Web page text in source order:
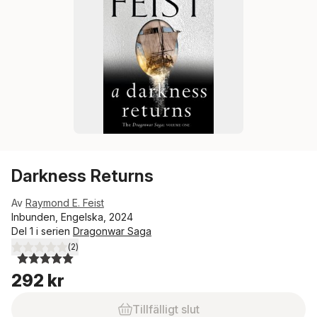
Darkness Returns
Av Raymond E. Feist
Inbunden, Engelska, 2024
Del 1 i serien Dragonwar Saga
5,0utav 5 stjärnor. Totalt antal röster:
(2)
292 kr
Tillfälligt slut